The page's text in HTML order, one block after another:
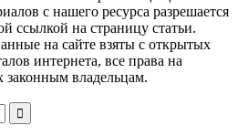
с нашего ресурса разрешается
ссылкой на страницу статьи.
на сайте взяты с открытых
интернета, все права на
законным владельцам.